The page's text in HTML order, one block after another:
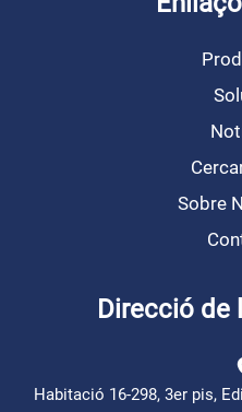
Sobre
Direcció de
Habitació 16-298, 3er pis,